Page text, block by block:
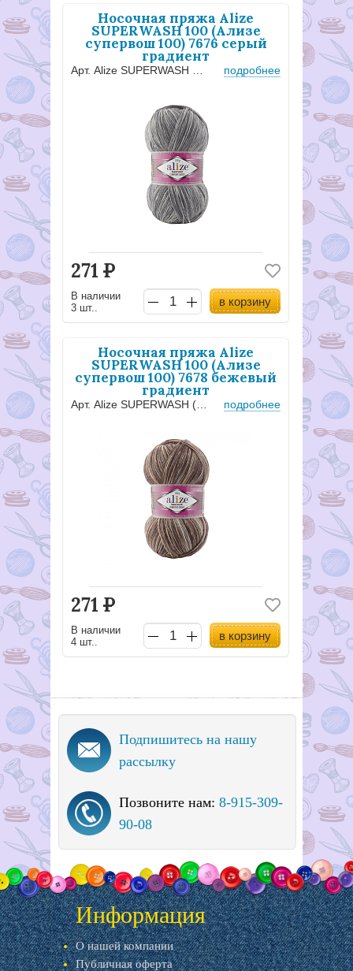
Носочная пряжа Alize
SUPERWASH 100 (Ализе
супервош 100) 7676 серый
градиент
подробнее
271 Р
В наличии
3 шт..
в корзину
Носочная пряжа Alize
SUPERWASH 100 (Ализе
супервош 100) 7678 бежевый
градиент
подробнее
271 Р
В наличии
4 шт..
в корзину
Подпишитесь на нашу
рассылку
Позвоните нам: 8-915-309-
90-08
Информация
О нашей компании
Публичная оферта